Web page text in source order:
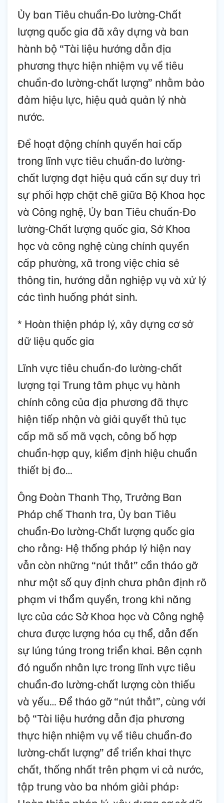
Ủy ban Tiêu chuẩn-Đo lường-Chất
lượng quốc gia đã xây dựng và ban
hành bộ “Tài liệu hướng dẫn địa
phương thực hiện nhiệm vụ về tiêu
chuẩn-đo lường-chất lượng” nhằm bảo
đảm hiệu lực, hiệu quả quản lý nhà
nước.
Để hoạt động chính quyền hai cấp
trong lĩnh vực tiêu chuẩn-đo lường-
chất lượng đạt hiệu quả cần sự duy trì
sự phối hợp chặt chẽ giữa Bộ Khoa học
và Công nghệ, Ủy ban Tiêu chuẩn-Đo
lường-Chất lượng quốc gia, Sở Khoa
học và công nghệ cùng chính quyền
cấp phường, xã trong việc chia sẻ
thông tin, hướng dẫn nghiệp vụ và xử lý
các tình huống phát sinh.
* Hoàn thiện pháp lý, xây dựng cơ sở
dữ liệu quốc gia
Lĩnh vực tiêu chuẩn-đo lường-chất
lượng tại Trung tâm phục vụ hành
chính công của địa phương đã thực
hiện tiếp nhận và giải quyết thủ tục
cấp mã số mã vạch, công bố hợp
chuẩn-hợp quy, kiểm định hiệu chuẩn
thiết bị đo…
Ông Đoàn Thanh Thọ, Trưởng Ban
Pháp chế Thanh tra, Ủy ban Tiêu
chuẩn-Đo lường-Chất lượng quốc gia
cho rằng: Hệ thống pháp lý hiện nay
vẫn còn những “nút thắt” cần tháo gỡ
như một số quy định chưa phân định rõ
phạm vi thẩm quyền, trong khi năng
lực của các Sở Khoa học và Công nghệ
chưa được lượng hóa cụ thể, dẫn đến
sự lúng túng trong triển khai. Bên cạnh
đó nguồn nhân lực trong lĩnh vực tiêu
chuẩn-đo lường-chất lượng còn thiếu
và yếu… Để tháo gỡ “nút thắt”, cùng với
bộ “Tài liệu hướng dẫn địa phương
thực hiện nhiệm vụ về tiêu chuẩn-đo
lường-chất lượng” để triển khai thực
chất, thống nhất trên phạm vi cả nước,
tập trung vào ba nhóm giải pháp: